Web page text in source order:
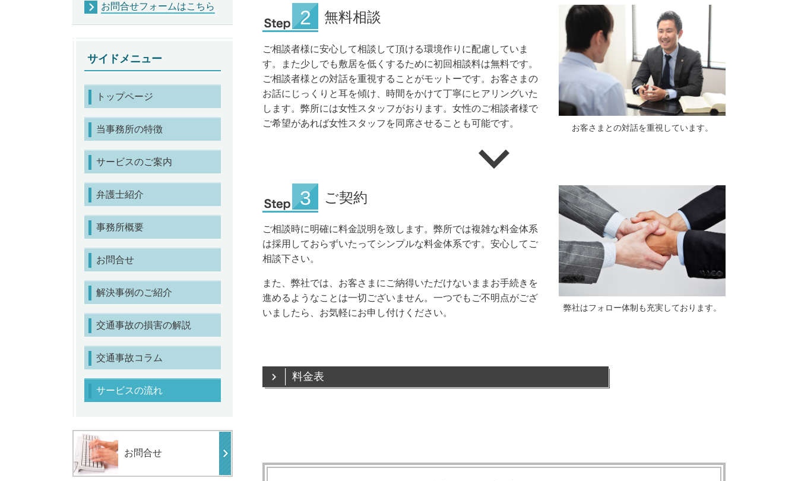
お客さまとの対話を重視しています。
無料相談
ご相談者様に安心して相談して頂ける環境作りに配慮していま
す。また少しでも敷居を低くするために初回相談料は無料です。
ご相談者様との対話を重視することがモットーです。お客さまの
お話にじっくりと耳を傾け、時間をかけて丁寧にヒアリングいた
します。弊所には女性スタッフがおります。女性のご相談者様で
ご希望があれば女性スタッフを同席させることも可能です。
弊社はフォロー体制も充実しております。
ご契約
ご相談時に明確に料金説明を致します。弊所では複雑な料金体系
は採用しておらずいたってシンプルな料金体系です。安心してご
相談下さい。
また、弊社では、お客さまにご納得いただけないままお手続きを
進めるようなことは一切ございません。一つでもご不明点がござ
いましたら、お気軽にお申し付けください。
料金表
お問合せフォームはこちら
サイドメニュー
トップページ
当事務所の特徴
サービスのご案内
弁護士紹介
事務所概要
お問合せ
解決事例のご紹介
交通事故の損害の解説
交通事故コラム
サービスの流れ
お問合せ